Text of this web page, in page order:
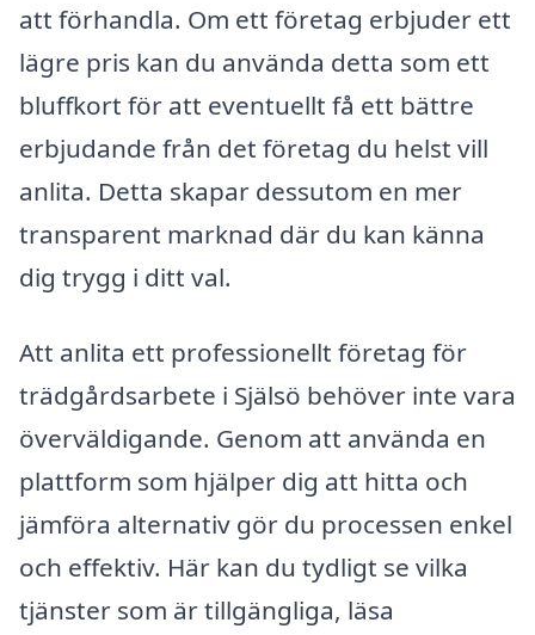
att förhandla. Om ett företag erbjuder ett
lägre pris kan du använda detta som ett
bluffkort för att eventuellt få ett bättre
erbjudande från det företag du helst vill
anlita. Detta skapar dessutom en mer
transparent marknad där du kan känna
dig trygg i ditt val.
Att anlita ett professionellt företag för
trädgårdsarbete i Själsö behöver inte vara
överväldigande. Genom att använda en
plattform som hjälper dig att hitta och
jämföra alternativ gör du processen enkel
och effektiv. Här kan du tydligt se vilka
tjänster som är tillgängliga, läsa